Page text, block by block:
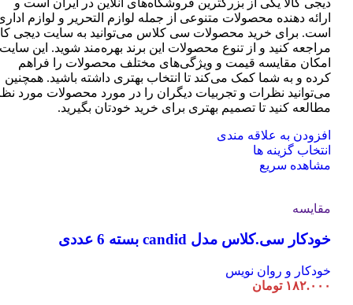
دیجی کالا یکی از بزرگترین فروشگاه‌های آنلاین در ایران است و
ارائه دهنده محصولات متنوعی از جمله لوازم التحریر و لوازم
است. برای خرید محصولات سی کلاس می‌توانید به سایت دیجی
مراجعه کنید و از تنوع محصولات این برند بهره‌مند شوید. این سایت
امکان مقایسه قیمت و ویژگی‌های مختلف محصولات را فراهم
کرده و به شما کمک می‌کند تا انتخاب بهتری داشته باشید. همچنین
می‌توانید نظرات و تجربیات دیگران را در مورد محصولات مورد
مطالعه کنید تا تصمیم بهتری برای خرید خودتان بگیرید.
افزودن به علاقه مندی
انتخاب گزینه ها
باشد.
ها
ممکن
مشاهده سریع
مقایسه
خودکار سی.کلاس مدل candid بسته 6 عددی
خودکار و روان نویس
۱۸۲.۰۰۰ تومان